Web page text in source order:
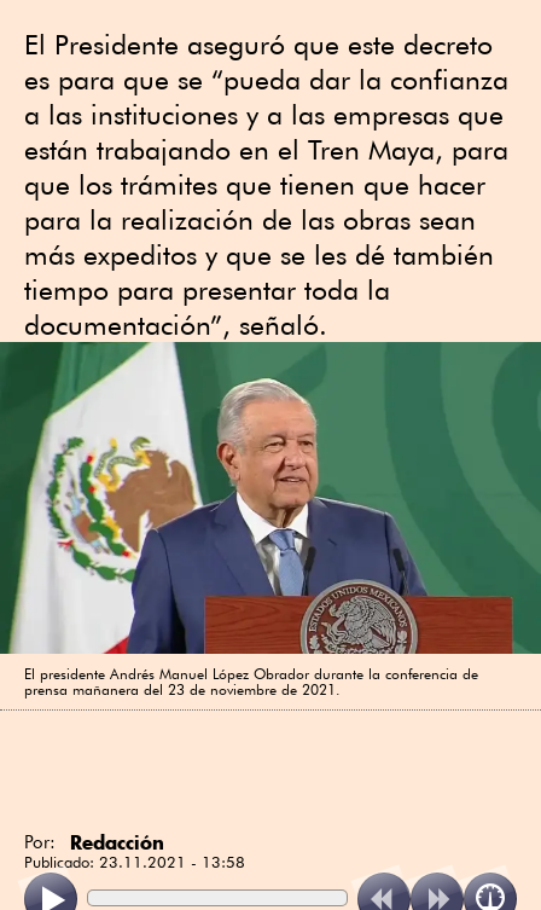
El Presidente aseguró que este decreto
es para que se “pueda dar la confianza
a las instituciones y a las empresas que
están trabajando en el Tren Maya, para
que los trámites que tienen que hacer
para la realización de las obras sean
más expeditos y que se les dé también
tiempo para presentar toda la
documentación”, señaló.
El presidente Andrés Manuel López Obrador durante la conferencia de
prensa mañanera del 23 de noviembre de 2021.
Por: Redacción
Publicado: 23.11.2021 - 13:58